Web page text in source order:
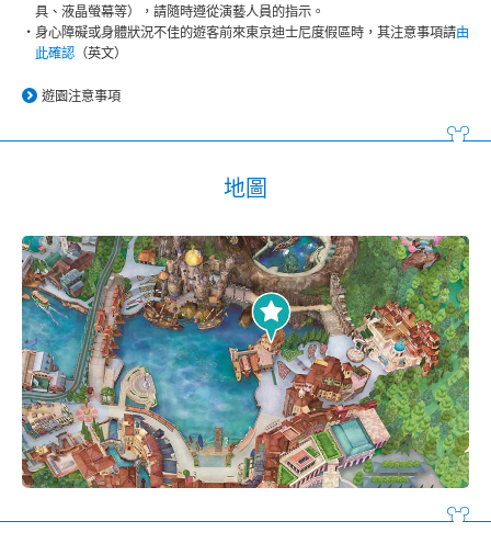
具、液晶螢幕等），請隨時遵從演藝人員的指示。
身心障礙或身體狀況不佳的遊客前來東京迪士尼度假區時，其注意事項請由
此確認 （英文）
遊園注意事項
地圖